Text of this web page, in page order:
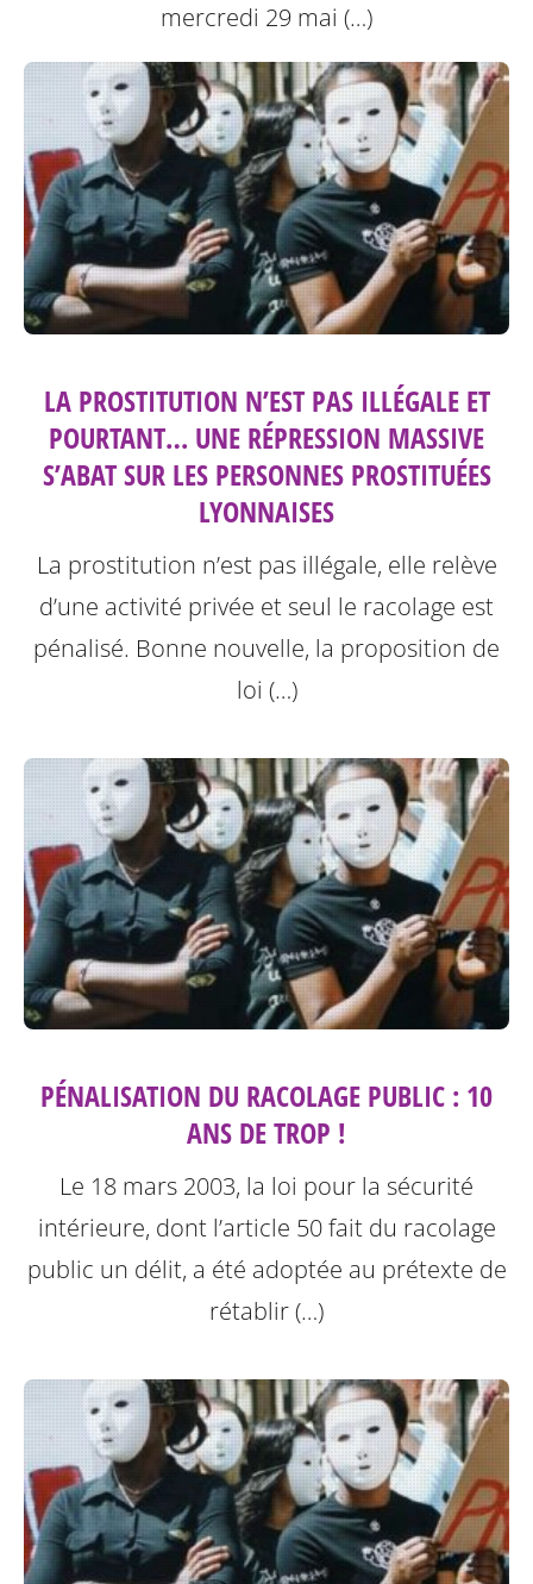
mercredi 29 mai (…)
LA PROSTITUTION N’EST PAS ILLÉGALE ET
POURTANT… UNE RÉPRESSION MASSIVE
S’ABAT SUR LES PERSONNES PROSTITUÉES
LYONNAISES
La prostitution n’est pas illégale, elle relève
d’une activité privée et seul le racolage est
pénalisé. Bonne nouvelle, la proposition de
loi (…)
PÉNALISATION DU RACOLAGE PUBLIC : 10
ANS DE TROP !
Le 18 mars 2003, la loi pour la sécurité
intérieure, dont l’article 50 fait du racolage
public un délit, a été adoptée au prétexte de
rétablir (…)